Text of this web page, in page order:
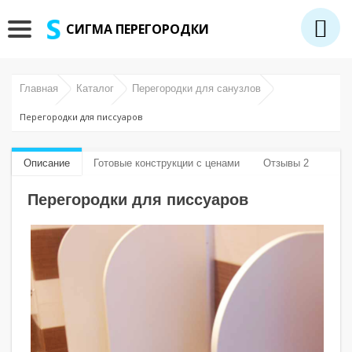
СИГМА ПЕРЕГОРОДКИ
Главная Каталог Перегородки для санузлов
Перегородки для писсуаров
Описание Готовые конструкции с ценами Отзывы 2
Перегородки для писсуаров